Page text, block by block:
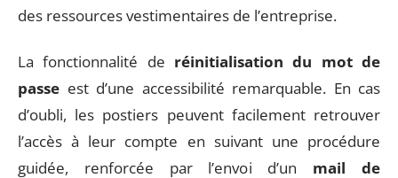
des ressources vestimentaires de l’entreprise.
La fonctionnalité de réinitialisation du mot de
passe est d’une accessibilité remarquable. En cas
d’oubli, les postiers peuvent facilement retrouver
l’accès à leur compte en suivant une procédure
guidée, renforcée par l’envoi d’un mail de